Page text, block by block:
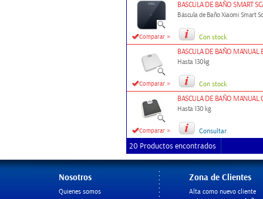
Comparar »
BASCULA DE BAÑO SMART
Báscula de Baño Xiaomi Smart
Con stock
Comparar »
BASCULA DE BAÑO MANUAL
Hasta 130kg
Con stock
Comparar »
BASCULA DE BAÑO MANUAL
Hasta 130 kg.
Consultar
20 Productos encontrados
Nosotros
Quienes somos
Zona de Clientes
Alta como nuevo cliente